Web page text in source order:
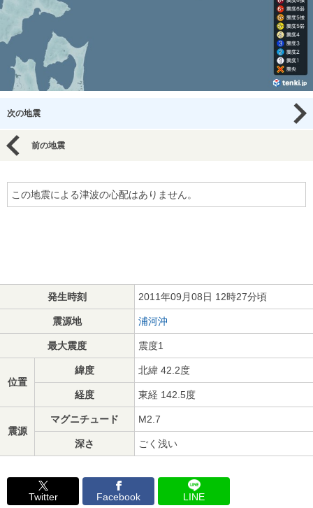
次の地震
前の地震
この地震による津波の心配はありません。
発生時刻 2011年09月08日 12時27分頃
震源地 浦河沖
最大震度 震度1
位置
緯度 北緯 42.2度
経度 東経 142.5度
震源
マグニチュード M2.7
深さ ごく浅い
Twitter Facebook LINE